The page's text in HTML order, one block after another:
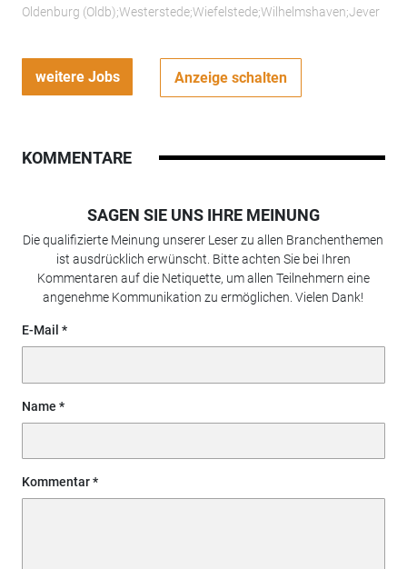
Oldenburg (Oldb);Westerstede;Wiefelstede;Wilhelmshaven;Jever
weitere Jobs Anzeige schalten
KOMMENTARE
SAGEN SIE UNS IHRE MEINUNG
Die qualifizierte Meinung unserer Leser zu allen Branchenthemen
ist ausdrücklich erwünscht. Bitte achten Sie bei Ihren
Kommentaren auf die Netiquette, um allen Teilnehmern eine
angenehme Kommunikation zu ermöglichen. Vielen Dank!
E-Mail
Name
Kommentar